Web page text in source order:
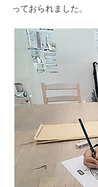
っておられました。